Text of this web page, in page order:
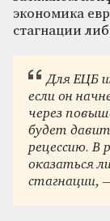
экономика
стагнации
Для ЕЦБ
если он
через
будет
рецессию. В
оказаться
стагнации,